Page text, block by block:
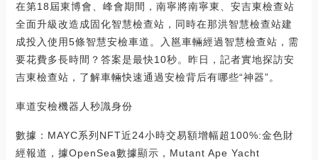
在第18屆東博會、峰會期間，南寧將南寧東、安吉東檢查站
全面升級改造成固化智慧檢查站，同時在那洪智慧檢查站建
成投入使用5條智慧安檢車道。入邕車輛經過智慧檢查站，需
要花費多長時間？答案是最快10秒。昨日，記者實地探訪安
吉東檢查站，了解車輛快速通過安檢背后有哪些“神器”。
車道安檢機器人秒識身份
數據：MAYC系列NFT近24小時交易額增幅超100%:金色財
經報道，據OpenSea數據顯示，Mutant Ape Yacht